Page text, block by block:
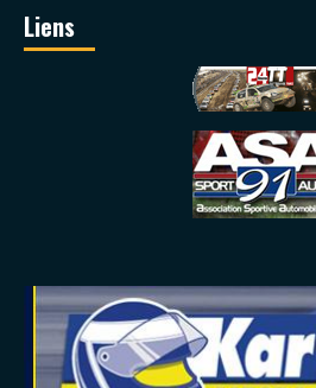
Liens